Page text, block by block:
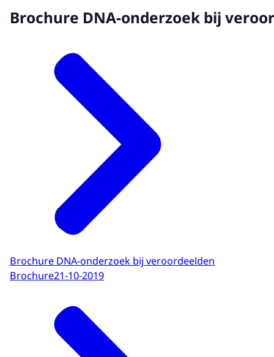
Brochure DNA-onderzoek bij
Brochure DNA-onderzoek bij veroordeelden
Brochure21-10-2019